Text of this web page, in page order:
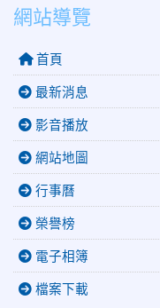
網站導覽
首頁
最新消息
影音播放
網站地圖
行事曆
榮譽榜
電子相簿
檔案下載